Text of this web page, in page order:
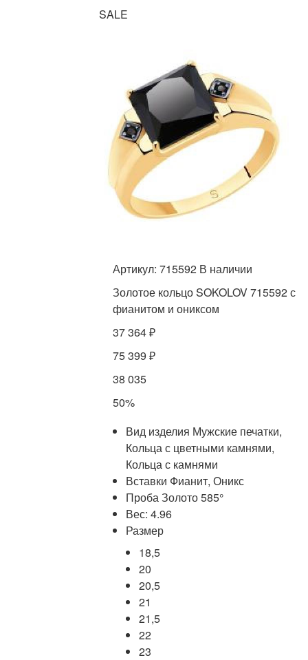
SALE
Артикул: 715592 В наличии
Золотое кольцо SOKOLOV 715592 с
фианитом и ониксом
37 364 ₽
75 399 ₽
38 035
50%
Вид изделия Мужские печатки,
Кольца с цветными камнями,
Кольца с камнями
Вставки Фианит, Оникс
Проба Золото 585°
Вес: 4.96
Размер
18,5
20
20,5
21
21,5
22
23